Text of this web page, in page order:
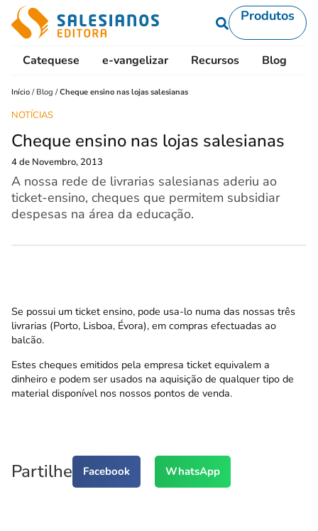
Produtos
Catequese e-vangelizar Recursos Blog
Início / Blog /Cheque ensino nas lojas salesianas
NOTÍCIAS
Cheque ensino nas lojas salesianas
4 de Novembro, 2013
A nossa rede de livrarias salesianas aderiu ao
ticket-ensino, cheques que permitem subsidiar
despesas na área da educação.
Se possui um ticket ensino, pode usa-lo numa das nossas três
livrarias (Porto, Lisboa, Évora), em compras efectuadas ao
balcão.
Estes cheques emitidos pela empresa ticket equivalem a
dinheiro e podem ser usados na aquisição de qualquer tipo de
material disponível nos nossos pontos de venda.
Partilhe Facebook WhatsApp